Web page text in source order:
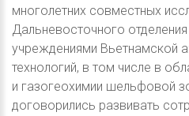
многолетних совместных
Дальневосточного
учреждениями Вьетнамской
технологий, в том числе в
и газогеохимии шельфовой
договорились развивать